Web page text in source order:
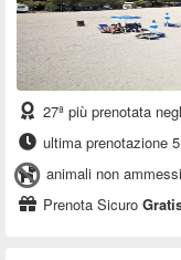
27ª più prenotata
ultima prenotazione
animali non ammessi
Prenota Sicuro